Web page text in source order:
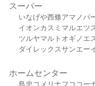
スーパー
いなげや西條アマノパ
イオンカスミ マルエツ
ツルヤマルト オギノ エ
ダイレックスサンエー
ホームセンター
島忠 コメリ ナフコ コー